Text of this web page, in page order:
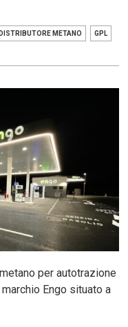
DISTRIBUTORE METANO GPL
per autotrazione
Engo situato a